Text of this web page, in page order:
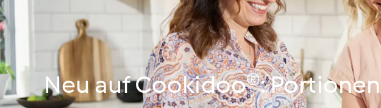
Neu auf Cookidoo®: Portionen